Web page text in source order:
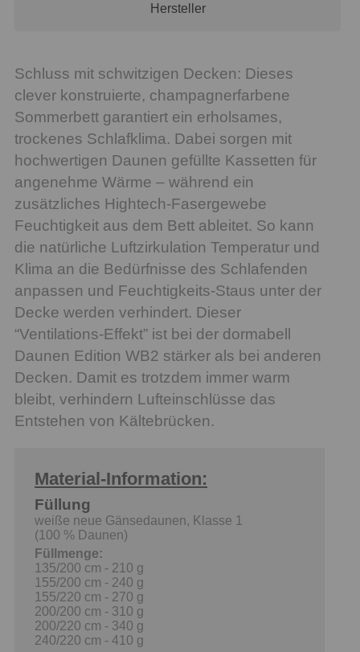
Hersteller
Schluss mit schwitzigen Decken: Dieses
clever konstruierte, champagnerfarbene
Sommerbett garantiert ein erholsames,
trockenes Schlafklima. Dabei sorgen mit
hochwertigen Daunen gefüllte Kassetten für
angenehme Wärme – während ein
zusätzliches Hightech-Fasergewebe
Feuchtigkeit aus dem Bett ableitet. So kann
die natürliche Luftzirkulation Temperatur und
Klima an die Bedürfnisse des Schlafenden
anpassen und Feuchtigkeits-Staus unter der
Decke werden verhindert. Dieser
“Ventilations-Effekt” ist bei der dormabell
Daunen Edition WB2 stärker als bei anderen
Decken. Damit es trotzdem immer warm
bleibt, verhindern Lufteinschlüsse das
Entstehen von Kältebrücken.
Material-Information:
Füllung
weiße neue Gänsedaunen, Klasse 1
(100 % Daunen)
Füllmenge:
135/200 cm - 210 g
155/200 cm - 240 g
155/220 cm - 270 g
200/200 cm - 310 g
200/220 cm - 340 g
240/220 cm - 410 g